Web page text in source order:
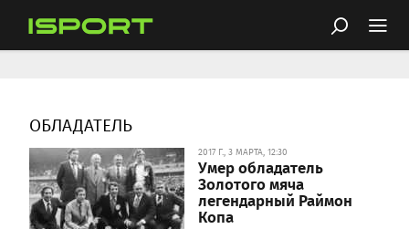
ОБЛАДАТЕЛЬ
2017 Г., 3 МАРТА, 12:30
Умер обладатель
Золотого мяча
легендарный Раймон
Копа